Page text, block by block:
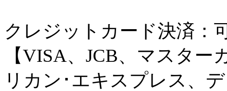
クレジットカード決済：
【VISA、JCB、マスタ
リカン･エキスプレス、